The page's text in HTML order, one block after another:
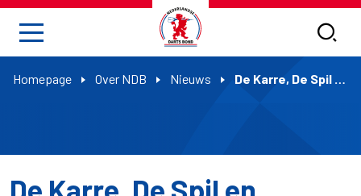
Homepage Over NDB Nieuws De Karre, De Spil en Fanatics Weert winnen beslissingswedstrijden SuperLeague